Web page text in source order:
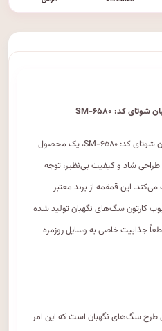
قمقمه ۵۵۰ میل طرح سگ‌های نگهبان شوتای کد: SM-۶۵۸۰، یک محصول
طراحی شاد و کیفیت بی‌نظیر، توجه
این قمقمه از برند معتبر
کارتون سگ‌های نگهبان تولید شده
جذابیت خاصی به وسایل روزمره
طرح سگ‌های نگهبان است که این امر